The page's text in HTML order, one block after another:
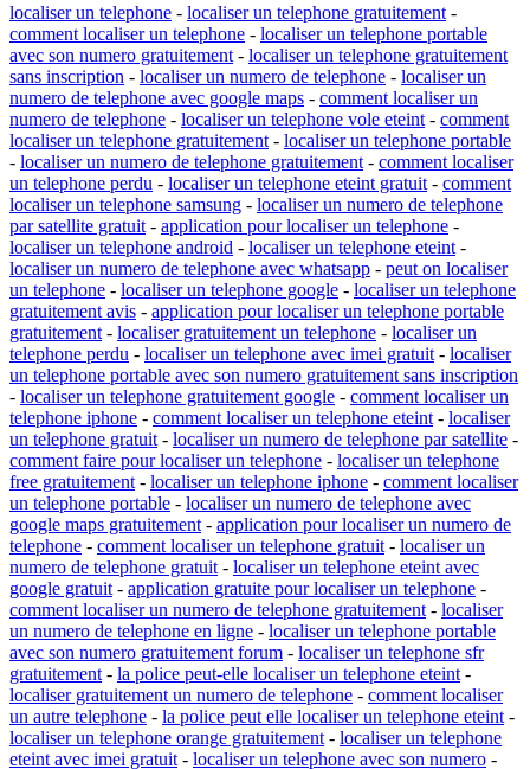
localiser un telephone - localiser un telephone gratuitement -
comment localiser un telephone - localiser un telephone portable
avec son numero gratuitement - localiser un telephone gratuitement
sans inscription - localiser un numero de telephone - localiser un
numero de telephone avec google maps - comment localiser un
numero de telephone - localiser un telephone vole eteint - comment
localiser un telephone gratuitement - localiser un telephone portable
- localiser un numero de telephone gratuitement - comment localiser
un telephone perdu - localiser un telephone eteint gratuit - comment
localiser un telephone samsung - localiser un numero de telephone
par satellite gratuit - application pour localiser un telephone -
localiser un telephone android - localiser un telephone eteint -
localiser un numero de telephone avec whatsapp - peut on localiser
un telephone - localiser un telephone google - localiser un telephone
gratuitement avis - application pour localiser un telephone portable
gratuitement - localiser gratuitement un telephone - localiser un
telephone perdu - localiser un telephone avec imei gratuit - localiser
un telephone portable avec son numero gratuitement sans inscription
- localiser un telephone gratuitement google - comment localiser un
telephone iphone - comment localiser un telephone eteint - localiser
un telephone gratuit - localiser un numero de telephone par satellite -
comment faire pour localiser un telephone - localiser un telephone
free gratuitement - localiser un telephone iphone - comment localiser
un telephone portable - localiser un numero de telephone avec
google maps gratuitement - application pour localiser un numero de
telephone - comment localiser un telephone gratuit - localiser un
numero de telephone gratuit - localiser un telephone eteint avec
google gratuit - application gratuite pour localiser un telephone -
comment localiser un numero de telephone gratuitement - localiser
un numero de telephone en ligne - localiser un telephone portable
avec son numero gratuitement forum - localiser un telephone sfr
gratuitement - la police peut-elle localiser un telephone eteint -
localiser gratuitement un numero de telephone - comment localiser
un autre telephone - la police peut elle localiser un telephone eteint -
localiser un telephone orange gratuitement - localiser un telephone
eteint avec imei gratuit - localiser un telephone avec son numero -